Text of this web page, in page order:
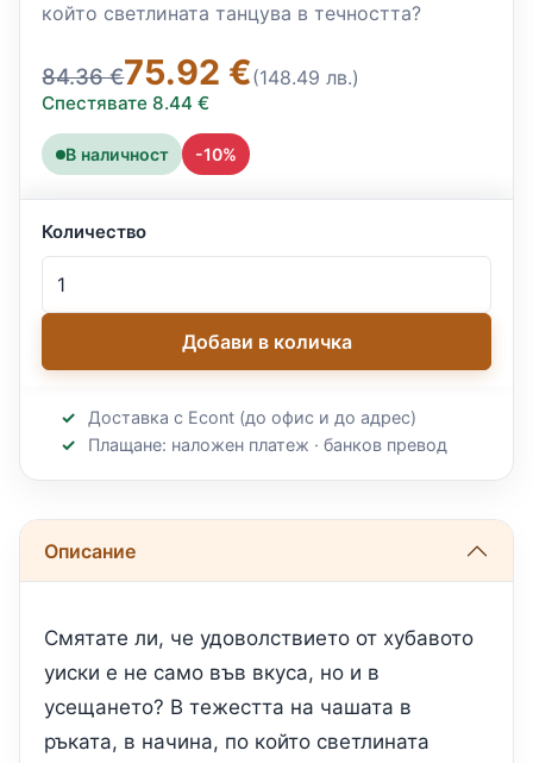
който светлината танцува в течността?
84.36 €75.92 €(148.49 лв.)
Спестявате 8.44 €
В наличност -10%
Количество
Добави в количка
Доставка с Econt (до офис и до адрес)
Плащане: наложен платеж · банков превод
Описание
Смятате ли, че удоволствието от хубавото
уиски е не само във вкуса, но и в
усещането? В тежестта на чашата в
ръката, в начина, по който светлината